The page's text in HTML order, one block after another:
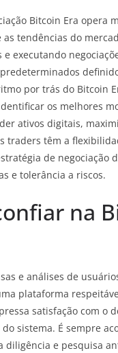
Bitcoin Era opera
tendências do
executando
por trás do Bitcoin
os melhores
ativos digitais,
traders têm a
de negociação
e tolerância a riscos.
na
e análises de
plataforma
satisfação com o
sistema. É sempre
diligência e pesquisa